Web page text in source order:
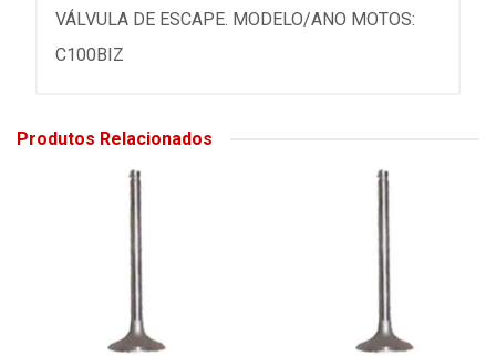
VÁLVULA DE ESCAPE. MODELO/ANO MOTOS:
C100BIZ
Produtos Relacionados